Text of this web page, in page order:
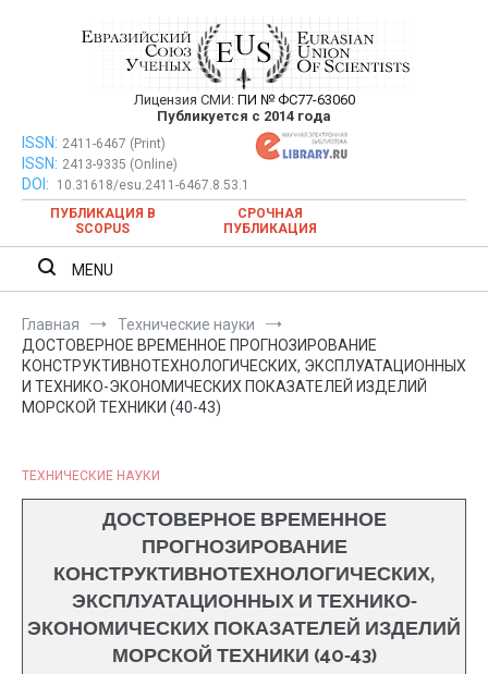
Евразийский Союз Ученых —
публикация научных статей в
ежемесячном научном журнале
Лицензия СМИ: ПИ № ФС77-63060
Публикуется с 2014 года
Евразийский Союз Ученых — публикация научных статей в
ежемесячном научном журнале
ISSN: 2411-6467 (Print)
ISSN: 2413-9335 (Online)
DOI:
10.31618/esu.2411-6467.8.53.1
ПУБЛИКАЦИЯ В
SCOPUS
СРОЧНАЯ
ПУБЛИКАЦИЯ
MENU
Главная
Технические науки
ДОСТОВЕРНОЕ ВРЕМЕННОЕ ПРОГНОЗИРОВАНИЕ
КОНСТРУКТИВНОТЕХНОЛОГИЧЕСКИХ, ЭКСПЛУАТАЦИОННЫХ
И ТЕХНИКО-ЭКОНОМИЧЕСКИХ ПОКАЗАТЕЛЕЙ ИЗДЕЛИЙ
МОРСКОЙ ТЕХНИКИ (40-43)
ТЕХНИЧЕСКИЕ НАУКИ
ДОСТОВЕРНОЕ ВРЕМЕННОЕ
ПРОГНОЗИРОВАНИЕ
КОНСТРУКТИВНОТЕХНОЛОГИЧЕСКИХ,
ЭКСПЛУАТАЦИОННЫХ И ТЕХНИКО-
ЭКОНОМИЧЕСКИХ ПОКАЗАТЕЛЕЙ ИЗДЕЛИЙ
МОРСКОЙ ТЕХНИКИ (40-43)